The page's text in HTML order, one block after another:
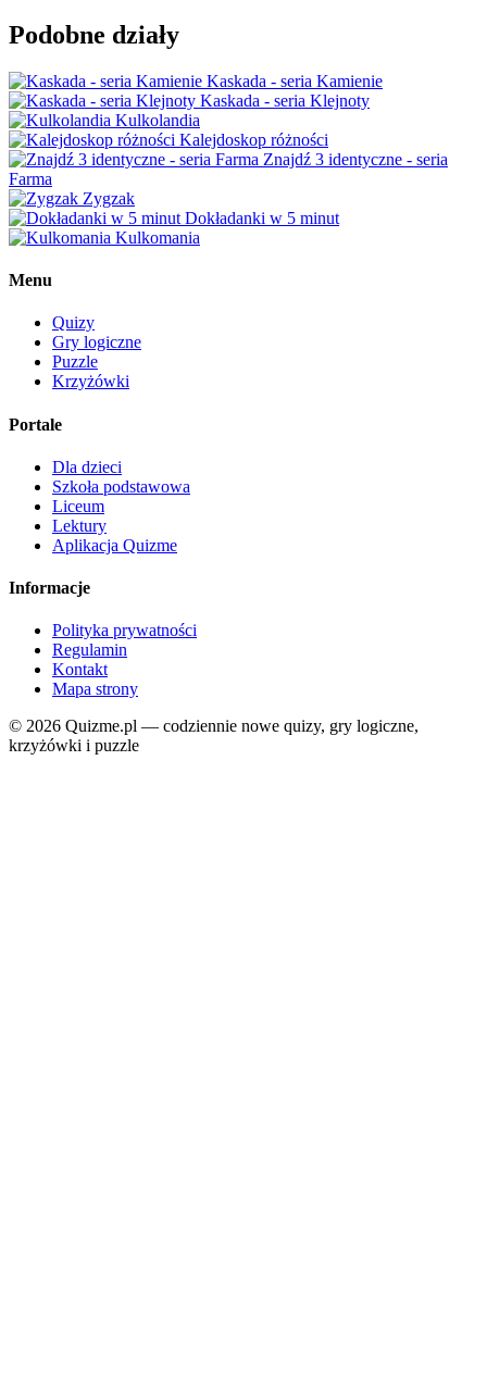
Podobne działy
Kaskada - seria Kamienie
Kaskada - seria Klejnoty
Kulkolandia
Kalejdoskop różności
Znajdź 3 identyczne - seria
Farma
Zygzak
Dokładanki w 5 minut
Kulkomania
Menu
Quizy
Gry logiczne
Puzzle
Krzyżówki
Portale
Dla dzieci
Szkoła podstawowa
Liceum
Lektury
Aplikacja Quizme
Informacje
Polityka prywatności
Regulamin
Kontakt
Mapa strony
© 2026 Quizme.pl — codziennie nowe quizy, gry logiczne,
krzyżówki i puzzle